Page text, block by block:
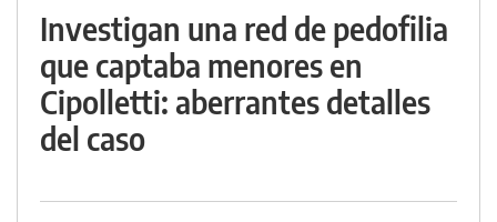
Investigan una red de pedofilia
que captaba menores en
Cipolletti: aberrantes detalles
del caso